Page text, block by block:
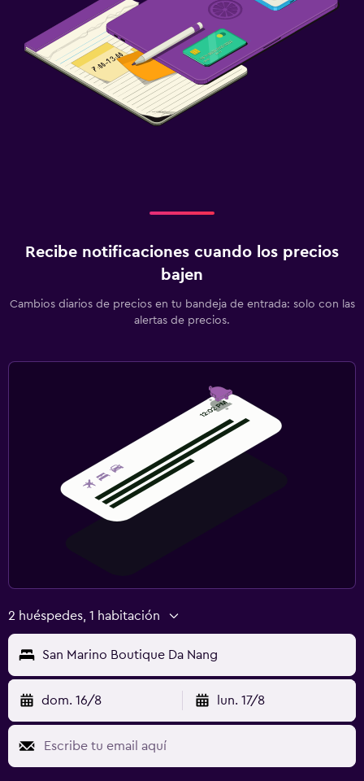
Recibe notificaciones cuando los precios
bajen
Cambios diarios de precios en tu bandeja de entrada: solo con las
alertas de precios.
2 huéspedes, 1 habitación
San Marino Boutique Da Nang
dom. 16/8 lun. 17/8